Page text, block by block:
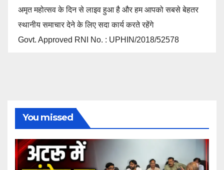
अमृत महोत्सव के दिन से लाइव हुआ है और हम आपको सबसे बेहतर
स्थानीय समाचार देने के लिए सदा कार्य करते रहेंगे
Govt. Approved RNI No. : UPHIN/2018/52578
You missed